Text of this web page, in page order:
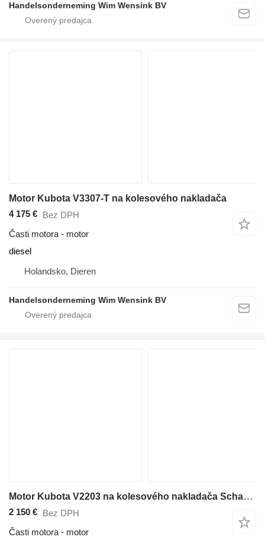
Handelsonderneming Wim Wensink BV
Motor Kubota V3307-T na kolesového nakladača
4 175 € Bez DPH
Časti motora - motor
diesel
Holandsko, Dieren
Handelsonderneming Wim Wensink BV
Motor Kubota V2203 na kolesového nakladača Schans KM 250
2 150 € Bez DPH
Časti motora - motor